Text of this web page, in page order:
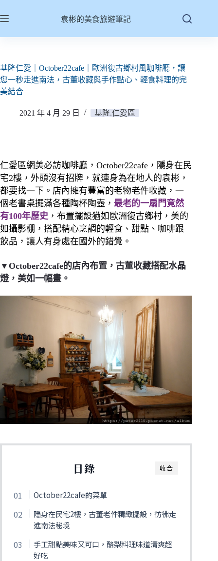
至
容
袁彬的美食旅遊筆記
基隆仁愛｜October22cafe｜歐洲復古鄉村風咖啡廳，讓
您一秒走進南法，古董收藏與手作點心、輕食料理的完
美結合
2021 年 4 月 29 日 基隆.仁愛區
仁愛區網美必訪咖啡廳，October22cafe，隱身在民
宅2樓，外頭沒有招牌，就連身為在地人的袁彬，
都要找一下。店內擁有豐富的老物老件收藏，一
個老書桌擺滿各種陶杯陶壺， 最老的一扇門竟然
有100年歷史，布置擺設猶如歐洲復古鄉村，美的
如攝影棚，搭配精心烹調的輕食、甜點、咖啡跟
飲品，讓人有身處在國外的錯覺。
▼October22cafe的店內布置，古董收藏搭配水晶
燈，美如一幅畫。
收合
目錄
October22cafe的菜單
隱身在民宅2樓，古董老件精緻擺設，彷彿走
進南法秘境
手工甜點美味又可口，酪梨料理味道清爽超
好吃